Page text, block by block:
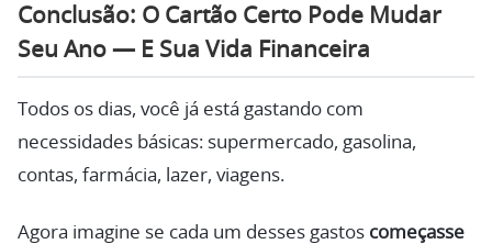
Conclusão: O Cartão Certo Pode Mudar
Seu Ano — E Sua Vida Financeira
Todos os dias, você já está gastando com
necessidades básicas: supermercado, gasolina,
contas, farmácia, lazer, viagens.
Agora imagine se cada um desses gastos começasse